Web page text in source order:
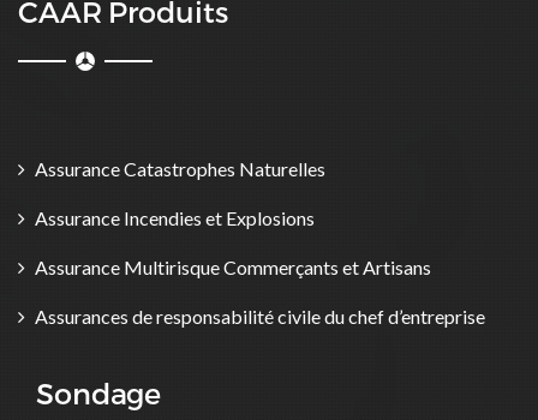
CAAR Produits
Assurance Catastrophes Naturelles
Assurance Incendies et Explosions
Assurance Multirisque Commerçants et Artisans
Assurances de responsabilité civile du chef d’entreprise
Sondage